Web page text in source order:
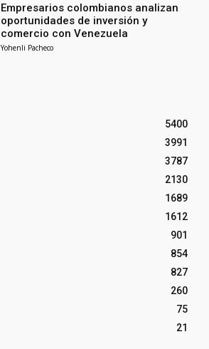
Empresarios colombianos analizan
oportunidades de inversión y
comercio con Venezuela
Yohenli Pacheco
5400
3991
3787
2130
1689
1612
901
854
827
260
75
21